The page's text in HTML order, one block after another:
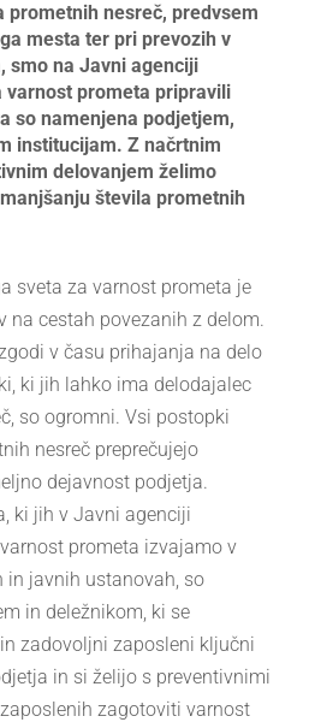
prometnih nesreč, predvsem
mesta ter pri prevozih v
smo na Javni agenciji
varnost prometa pripravili
so namenjena podjetjem,
institucijam. Z načrtnim
delovanjem želimo
števila prometnih
sveta za varnost prometa je
na cestah povezanih z delom.
v času prihajanja na delo
ki jih lahko ima delodajalec
so ogromni. Vsi postopki
nesreč preprečujejo
dejavnost podjetja.
ki jih v Javni agenciji
prometa izvajamo v
in javnih ustanovah, so
in deležnikom, ki se
zadovoljni zaposleni ključni
in si želijo s preventivnimi
zagotoviti varnost